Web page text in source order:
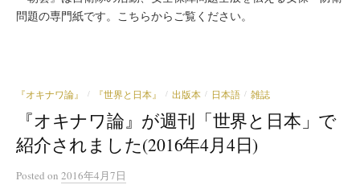
問題の専門紙です。こちらからご覧ください。
『オキナワ論』 / 『世界と日本』 / 出版本 / 日本語 / 雑誌
『オキナワ論』が週刊「世界と日本」で
紹介されました(2016年4月4日)
Posted on 2016年4月7日